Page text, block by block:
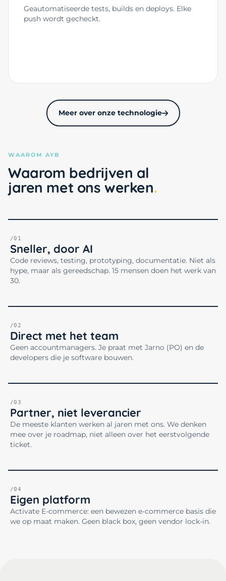
Geautomatiseerde tests, builds en deploys. Elke
push wordt gecheckt.
Meer over onze technologie
WAAROM AYB
Waarom bedrijven al
jaren met ons werken
/01
Sneller, door AI
Code reviews, testing, prototyping, documentatie. Niet als
hype, maar als gereedschap. 15 mensen doen het werk van
30.
/02
Direct met het team
Geen accountmanagers. Je praat met Jarno (PO) en de
developers die je software bouwen.
/03
Partner, niet leverancier
De meeste klanten werken al jaren met ons. We denken
mee over je roadmap, niet alleen over het eerstvolgende
ticket.
/04
Eigen platform
Activate E-commerce: een bewezen e-commerce basis die
we op maat maken. Geen black box, geen vendor lock-in.